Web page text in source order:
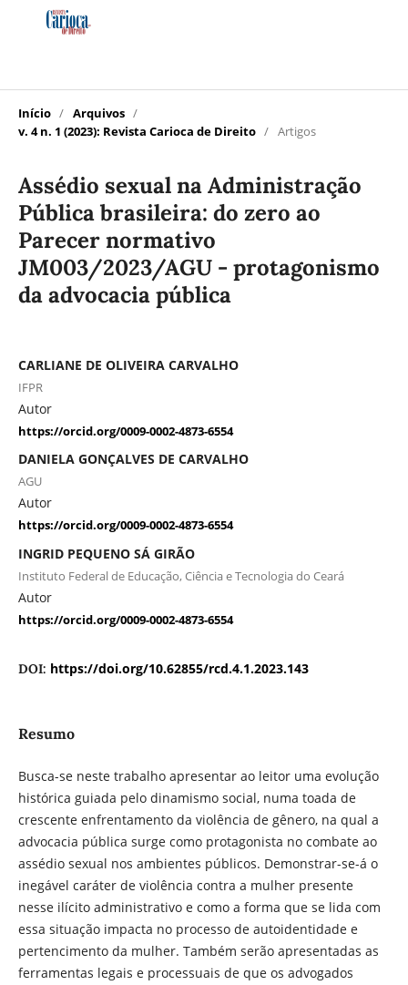
Início / Arquivos /
v. 4 n. 1 (2023): Revista Carioca de Direito / Artigos
Assédio sexual na Administração
Pública brasileira: do zero ao
Parecer normativo
JM003/2023/AGU - protagonismo
da advocacia pública
CARLIANE DE OLIVEIRA CARVALHO
IFPR
Autor
https://orcid.org/0009-0002-4873-6554
DANIELA GONÇALVES DE CARVALHO
AGU
Autor
https://orcid.org/0009-0002-4873-6554
INGRID PEQUENO SÁ GIRÃO
Instituto Federal de Educação, Ciência e Tecnologia do Ceará
Autor
https://orcid.org/0009-0002-4873-6554
DOI: https://doi.org/10.62855/rcd.4.1.2023.143
Resumo
Busca-se neste trabalho apresentar ao leitor uma evolução
histórica guiada pelo dinamismo social, numa toada de
crescente enfrentamento da violência de gênero, na qual a
advocacia pública surge como protagonista no combate ao
assédio sexual nos ambientes públicos. Demonstrar-se-á o
inegável caráter de violência contra a mulher presente
nesse ilícito administrativo e como a forma que se lida com
essa situação impacta no processo de autoidentidade e
pertencimento da mulher. Também serão apresentadas as
ferramentas legais e processuais de que os advogados